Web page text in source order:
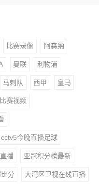
比赛录像 阿森纳
曼联 利物浦
马刺队 西甲 皇马
赛视频
cctv5今晚直播足球
播 亚冠积分榜最新
分 大湾区卫视在线直播